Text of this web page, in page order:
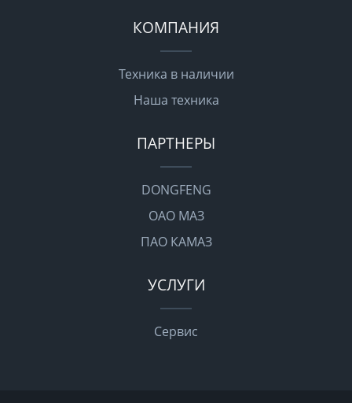
КОМПАНИЯ
Техника в наличии
Наша техника
ПАРТНЕРЫ
DONGFENG
ОАО МАЗ
ПАО КАМАЗ
УСЛУГИ
Сервис